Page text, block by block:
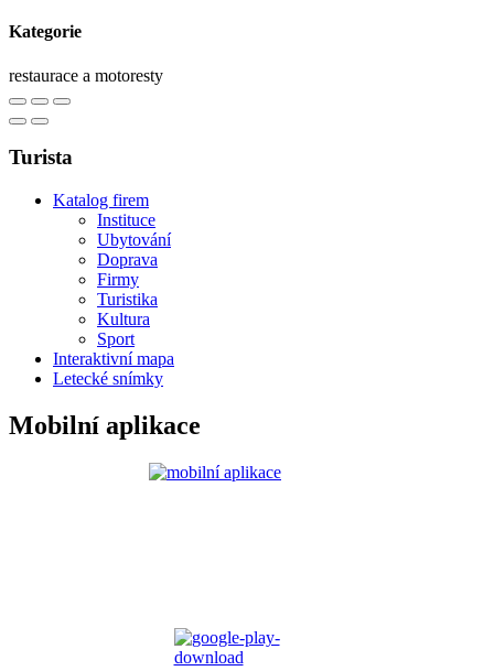
Kategorie
restaurace a motoresty
Turista
Katalog firem
Instituce
Ubytování
Doprava
Firmy
Turistika
Kultura
Sport
Interaktivní mapa
Letecké snímky
Mobilní aplikace